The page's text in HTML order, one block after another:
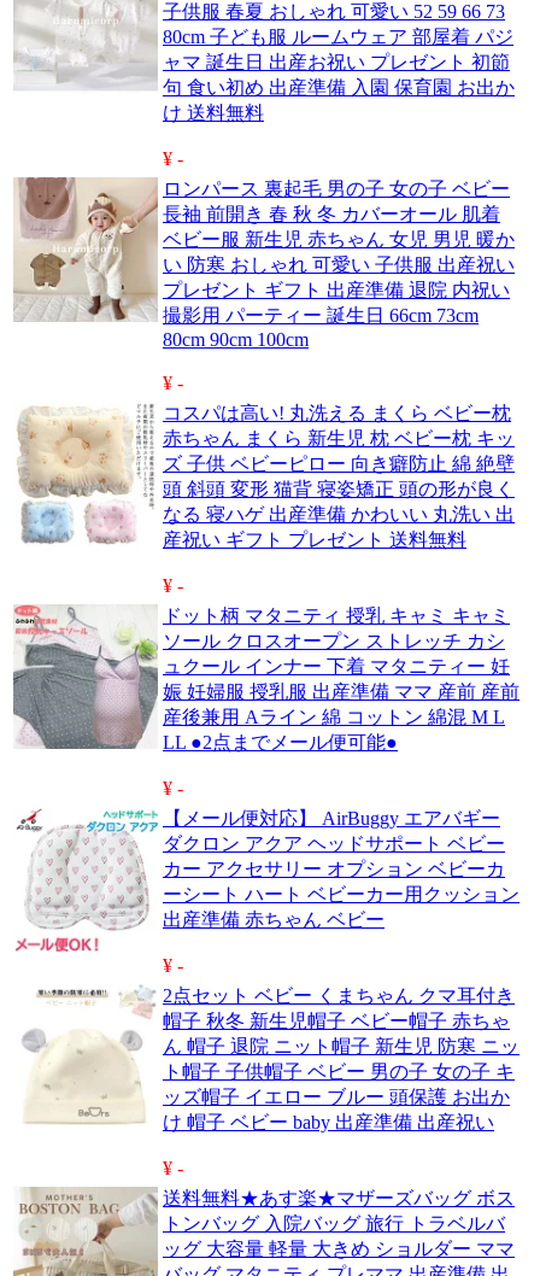
子供服 春夏 おしゃれ 可愛い 52 59 66 73
80cm 子ども服 ルームウェア 部屋着 パジ
ャマ 誕生日 出産お祝い プレゼント 初節
句 食い初め 出産準備 入園 保育園 お出か
け 送料無料
¥ -
ロンパース 裏起毛 男の子 女の子 ベビー
長袖 前開き 春 秋 冬 カバーオール 肌着
ベビー服 新生児 赤ちゃん 女児 男児 暖か
い 防寒 おしゃれ 可愛い 子供服 出産祝い
プレゼント ギフト 出産準備 退院 内祝い
撮影用 パーティー 誕生日 66cm 73cm
80cm 90cm 100cm
¥ -
コスパは高い! 丸洗える まくら ベビー枕
赤ちゃん まくら 新生児 枕 ベビー枕 キッ
ズ 子供 ベビーピロー 向き癖防止 綿 絶壁
頭 斜頭 変形 猫背 寝姿矯正 頭の形が良く
なる 寝ハゲ 出産準備 かわいい 丸洗い 出
産祝い ギフト プレゼント 送料無料
¥ -
ドット柄 マタニティ 授乳 キャミ キャミ
ソール クロスオープン ストレッチ カシ
ュクール インナー 下着 マタニティー 妊
娠 妊婦服 授乳服 出産準備 ママ 産前 産前
産後兼用 Aライン 綿 コットン 綿混 M L
LL ●2点までメール便可能●
¥ -
【メール便対応】 AirBuggy エアバギー
ダクロン アクア ヘッドサポート ベビー
カー アクセサリー オプション ベビーカ
ーシート ハート ベビーカー用クッション
出産準備 赤ちゃん ベビー
¥ -
2点セット ベビー くまちゃん クマ耳付き
帽子 秋冬 新生児帽子 ベビー帽子 赤ちゃ
ん 帽子 退院 ニット帽子 新生児 防寒 ニッ
ト帽子 子供帽子 ベビー 男の子 女の子 キ
ッズ帽子 イエロー ブルー 頭保護 お出か
け 帽子 ベビー baby 出産準備 出産祝い
¥ -
送料無料★あす楽★マザーズバッグ ボス
トンバッグ 入院バッグ 旅行 トラベルバ
ッグ 大容量 軽量 大きめ ショルダー ママ